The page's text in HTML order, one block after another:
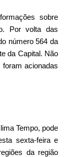
sobre
Por volta das
número 564 da
da Capital. Não
acionadas
Tempo, pode
sexta-feira e
da região